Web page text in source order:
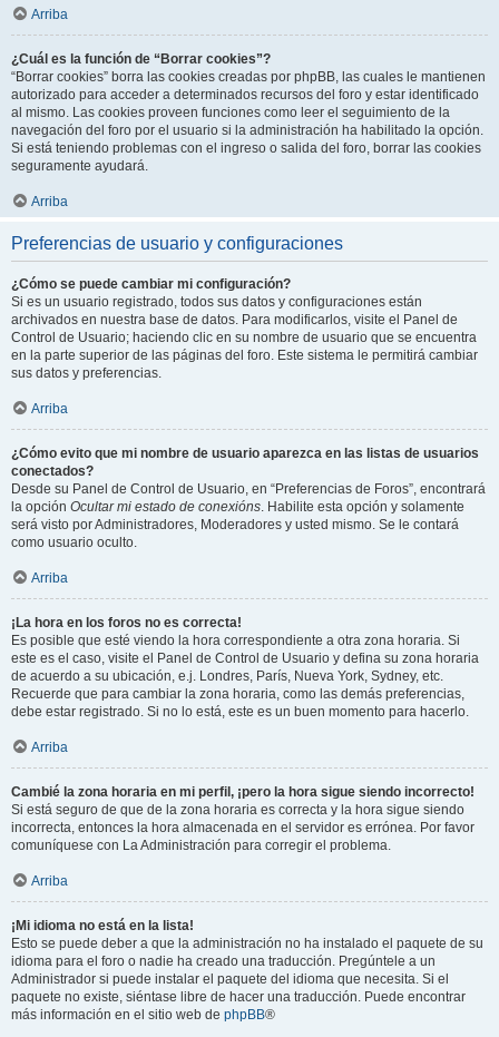
Arriba
¿Cuál es la función de “Borrar cookies”?
“Borrar cookies” borra las cookies creadas por phpBB, las cuales le mantienen
autorizado para acceder a determinados recursos del foro y estar identificado
al mismo. Las cookies proveen funciones como leer el seguimiento de la
navegación del foro por el usuario si la administración ha habilitado la opción.
Si está teniendo problemas con el ingreso o salida del foro, borrar las cookies
seguramente ayudará.
Arriba
Preferencias de usuario y configuraciones
¿Cómo se puede cambiar mi configuración?
Si es un usuario registrado, todos sus datos y configuraciones están
archivados en nuestra base de datos. Para modificarlos, visite el Panel de
Control de Usuario; haciendo clic en su nombre de usuario que se encuentra
en la parte superior de las páginas del foro. Este sistema le permitirá cambiar
sus datos y preferencias.
Arriba
¿Cómo evito que mi nombre de usuario aparezca en las listas de usuarios
conectados?
Desde su Panel de Control de Usuario, en “Preferencias de Foros”, encontrará
la opción Ocultar mi estado de conexións. Habilite esta opción y solamente
será visto por Administradores, Moderadores y usted mismo. Se le contará
como usuario oculto.
Arriba
¡La hora en los foros no es correcta!
Es posible que esté viendo la hora correspondiente a otra zona horaria. Si
este es el caso, visite el Panel de Control de Usuario y defina su zona horaria
de acuerdo a su ubicación, e.j. Londres, París, Nueva York, Sydney, etc.
Recuerde que para cambiar la zona horaria, como las demás preferencias,
debe estar registrado. Si no lo está, este es un buen momento para hacerlo.
Arriba
Cambié la zona horaria en mi perfil, ¡pero la hora sigue siendo incorrecto!
Si está seguro de que de la zona horaria es correcta y la hora sigue siendo
incorrecta, entonces la hora almacenada en el servidor es errónea. Por favor
comuníquese con La Administración para corregir el problema.
Arriba
¡Mi idioma no está en la lista!
Esto se puede deber a que la administración no ha instalado el paquete de su
idioma para el foro o nadie ha creado una traducción. Pregúntele a un
Administrador si puede instalar el paquete del idioma que necesita. Si el
paquete no existe, siéntase libre de hacer una traducción. Puede encontrar
más información en el sitio web de phpBB®